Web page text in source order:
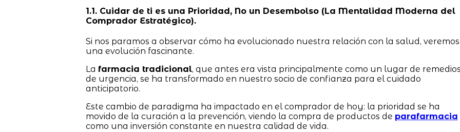
1.1. Cuidar de ti es una Prioridad, No un Desembolso (La Mentalidad Moderna del
Comprador Estratégico).
Si nos paramos a observar cómo ha evolucionado nuestra relación con la salud, veremos
una evolución fascinante.
La farmacia tradicional, que antes era vista principalmente como un lugar de
de urgencia, se ha transformado en nuestro socio de confianza para el cuidado
anticipatorio.
Este cambio de paradigma ha impactado en el comprador de hoy: la prioridad se ha
movido de la curación a la prevención, viendo la compra de productos de parafarmacia
como una inversión constante en nuestra calidad de vida.